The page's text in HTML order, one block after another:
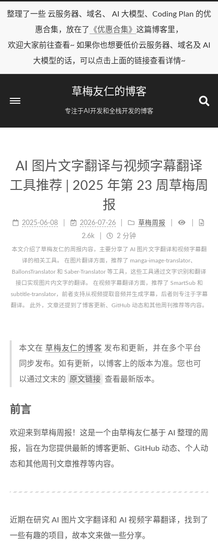
整理了一些 云服务器、域名、 AI 大模型、Coding Plan 的优
惠合集，放在了
《优惠合集》 这篇博客里，
欢迎大家前往查看~ 如果你也想要低价云服务器、域名及 AI
大模型的话，可以点击上面的链接查看详情~
草梅友仁的博客
专注于AI开发和全栈开发的博客
AI 图片文字翻译与视频字幕翻译
工具推荐 | 2025 年第 23 周草梅周
报
2025-06-08 2026-07-26
草梅周报
2.6k
2 分钟
本文介绍了草梅友仁的周报内容，主要分享了 AI 图片文字翻译和视频字幕翻
译的相关工具。 在图片翻译方面，推荐了 manga-image-translator、
BallonsTranslator 和 Saber-Translator 等工具，这些工具通过文字识别和翻译
接口实现图片内文字的翻译。 在视频字幕翻译方面，推荐了 SmartSub 和
subtitle-translator，前者支持从视频提取音频并生成字幕，后者则专注于字幕
翻译。 此外，文章还提到了博客更新、GitHub 动态和其他周刊推荐等内容。
本文在 草梅友仁的博客 发布和更新，并在多个平台
同步发布。如有更新，以博客上的版本为准。您也可
以通过文末的
原文链接 查看最新版本。
前言
欢迎来到草梅周报！这是一个由草梅友仁基于 AI 整理的周
报，旨在为您提供最新的博客更新、GitHub 动态、个人动
态和其他周刊文章推荐等内容。
近期在研究 AI 图片文字翻译和 AI 视频字幕翻译，找到了
一些有趣的项目，故本文来做一些分享。